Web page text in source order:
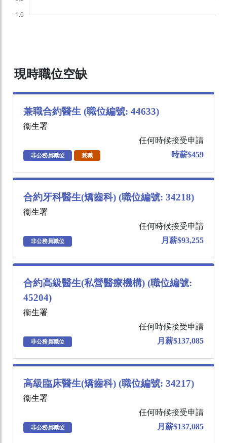
現時職位空缺
兼職合約醫生 (職位編號: 44633)
衞生署
任何時候接受申請
非公務員職位 兼職 時薪$459
合約牙科醫生(矯齒科) (職位編號: 34218)
衞生署
任何時候接受申請
非公務員職位 月薪$93,255
合約高級醫生(私營醫療機構) (職位編號:
45204)
衞生署
任何時候接受申請
非公務員職位 月薪$137,085
高級臨床醫生(矯齒科) (職位編號: 34217)
衞生署
任何時候接受申請
非公務員職位 月薪$137,085